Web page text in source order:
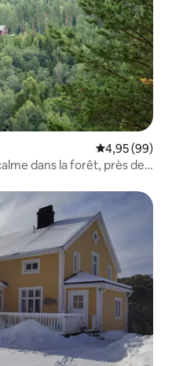
Évaluation
4,95 (99)
dans la forêt, près de